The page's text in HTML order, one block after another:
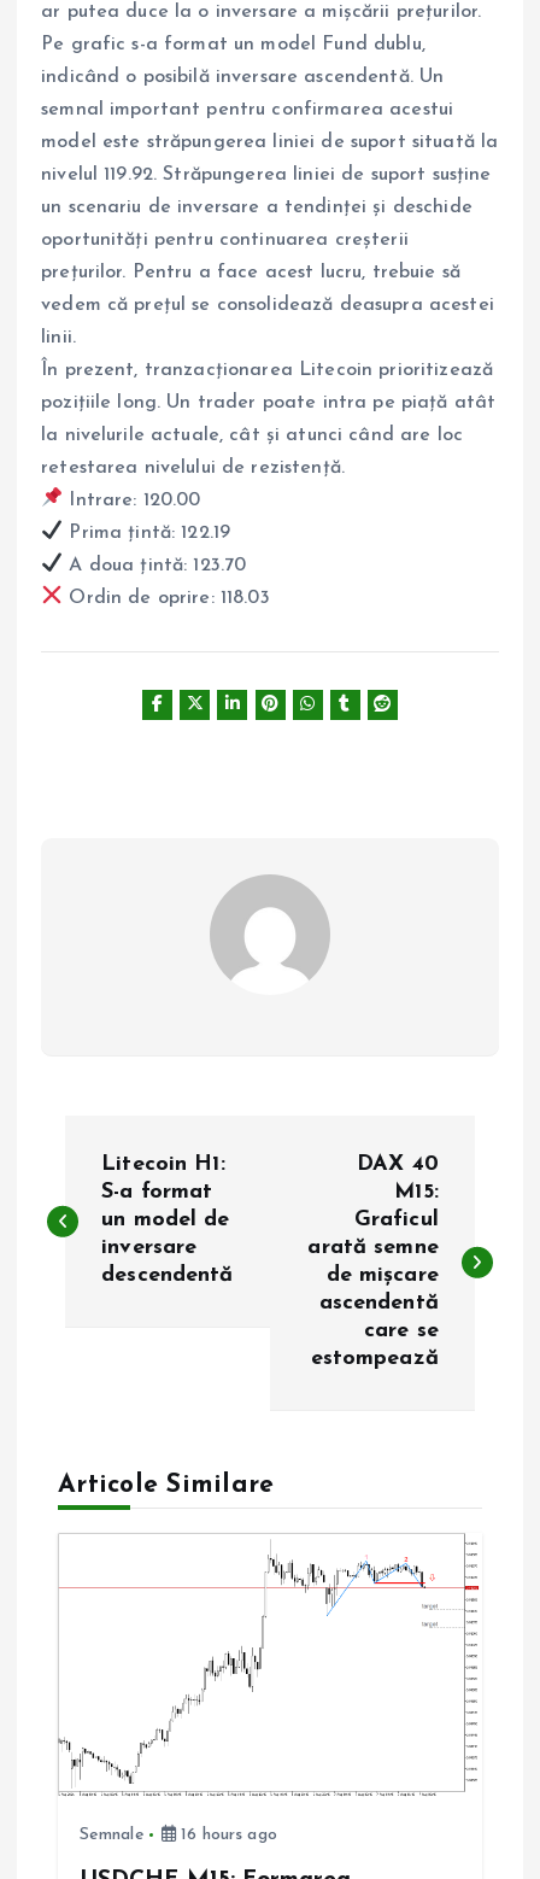
ar putea duce la o inversare a mișcării prețurilor.
Pe grafic s-a format un model Fund dublu,
indicând o posibilă inversare ascendentă. Un
semnal important pentru confirmarea acestui
model este străpungerea liniei de suport situată la
nivelul 119.92. Străpungerea liniei de suport susține
un scenariu de inversare a tendinței și deschide
oportunități pentru continuarea creșterii
prețurilor. Pentru a face acest lucru, trebuie să
vedem că prețul se consolidează deasupra acestei
linii.
În prezent, tranzacționarea Litecoin prioritizează
pozițiile long. Un trader poate intra pe piață atât
la nivelurile actuale, cât și atunci când are loc
retestarea nivelului de rezistență.
Intrare: 120.00
Prima țintă: 122.19
A doua țintă: 123.70
Ordin de oprire: 118.03
a
r
a
r
Litecoin H1:
S-a format
un model de
inversare
descendentă
DAX 40
M15:
Graficul
arată semne
de mișcare
ascendentă
care se
estompează
Articole Similare
Semnale 16 hours ago